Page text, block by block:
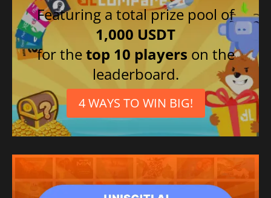
Polacco
Cinese tradizionale
Danese
Spagnolo messicano
Featuring a total prize pool of
1,000 USDT
for thetop 10 players on the
leaderboard.
4 WAYS TO WIN BIG!